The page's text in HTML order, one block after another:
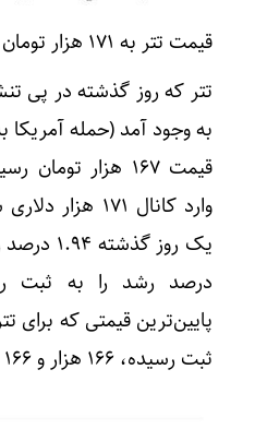
قیمت تتر به ۱۷۱ هزار تومان رسید
تتر که روز گذشته در پی
به وجود آمد (حمله آمریکا
قیمت ۱۶۷ هزار
وارد کانال
درصد رشد را به ثبت
ثبت رسیده، ۱۶۶ هزار و ۱۶۶ تومان بوده است.